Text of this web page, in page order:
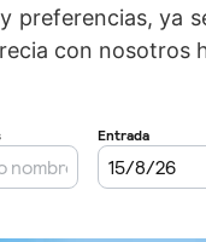
preferencias, ya
con nosotros